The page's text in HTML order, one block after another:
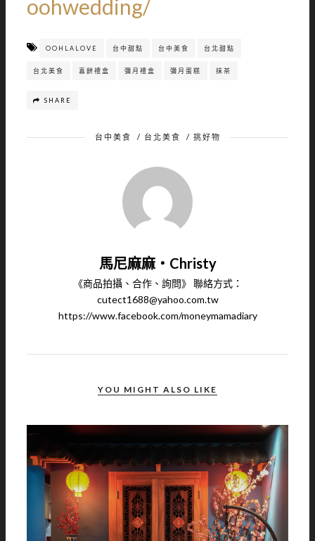
oohwedding/
OOHLALOVE 台中甜點 台中美食 台北甜點
台北美食 喜餅禮盒 彌月禮盒 彌月蛋糕 抹茶
SHARE
台中美食 / 台北美食 / 挑好物
馬尼麻麻‧Christy
《商品拍攝、合作、詢問》 聯絡方式：
cutect1688@yahoo.com.tw
https://www.facebook.com/moneymamadiary
YOU MIGHT ALSO LIKE